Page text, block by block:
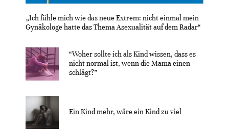
„Ich fühle mich wie das neue Extrem: nicht einmal mein
Gynäkologe hatte das Thema Asexualität auf dem Radar“
“Woher sollte ich als Kind wissen, dass es
nicht normal ist, wenn die Mama einen
schlägt?”
Ein Kind mehr, wäre ein Kind zu viel